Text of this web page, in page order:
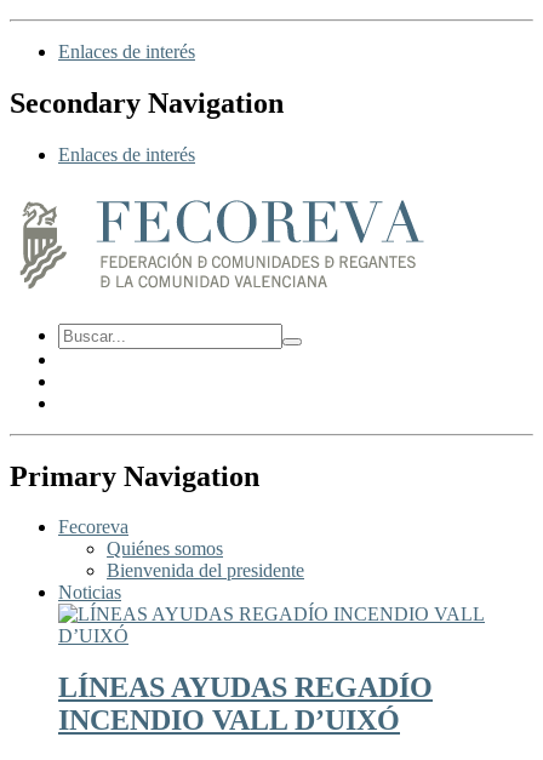
Enlaces de interés
Secondary Navigation
Enlaces de interés
Primary Navigation
Fecoreva
Quiénes somos
Bienvenida del presidente
Noticias
LÍNEAS AYUDAS REGADÍO
INCENDIO VALL D’UIXÓ